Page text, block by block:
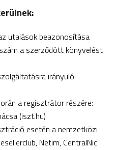
utalások beazonosítása
a szerződött könyvelést
irányuló
a regisztrátor részére:
(iszt.hu)
esetén a nemzetközi
Netim, CentralNic